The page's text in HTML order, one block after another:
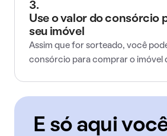
3.
Use o valor do consórcio
seu imóvel
Assim que for sorteado, você
consórcio para comprar o imóvel
E só aqui